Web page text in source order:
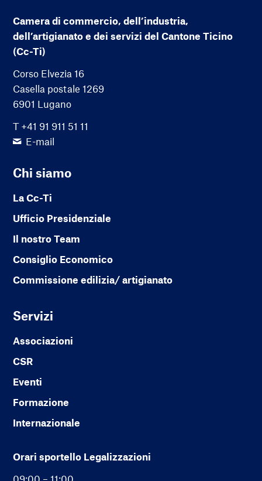
Camera di commercio, dell’industria,
dell’artigianato e dei servizi del Cantone Ticino
(Cc-Ti)
Corso Elvezia 16
Casella postale 1269
6901 Lugano
T +41 91 911 51 11
E-mail
Chi siamo
La Cc-Ti
Ufficio Presidenziale
Il nostro Team
Consiglio Economico
Commissione edilizia/ artigianato
Servizi
Associazioni
CSR
Eventi
Formazione
Internazionale
Orari sportello Legalizzazioni